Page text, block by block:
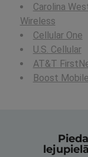
Carolina
Wireless
Cellular One
U.S. Cellular
AT&T
Boost Mobile